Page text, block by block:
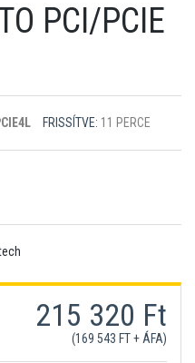
PCI/PCIE
FRISSÍTVE: 11 PERCE
215 320 Ft
(169 543 FT + ÁFA)